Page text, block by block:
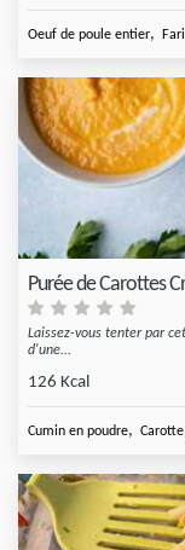
Oeuf de poule entier,
Purée de Carottes
Laissez-vous tenter par
d'une...
126 Kcal
Cumin en poudre, Carotte